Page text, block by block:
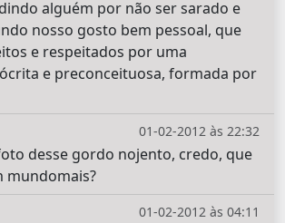
alguém por não ser sarado e
nosso gosto bem pessoal, que
e respeitados por uma
e preconceituosa, formada por
01-02-2012 às 22:32
desse gordo nojento, credo, que
mundomais?
01-02-2012 às 04:11